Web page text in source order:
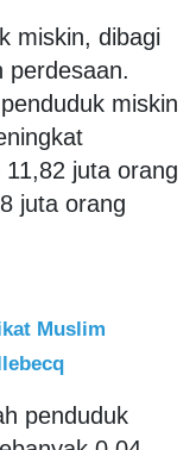
miskin, dibagi
perdesaan.
miskin
juta orang
juta orang
Muslim
penduduk